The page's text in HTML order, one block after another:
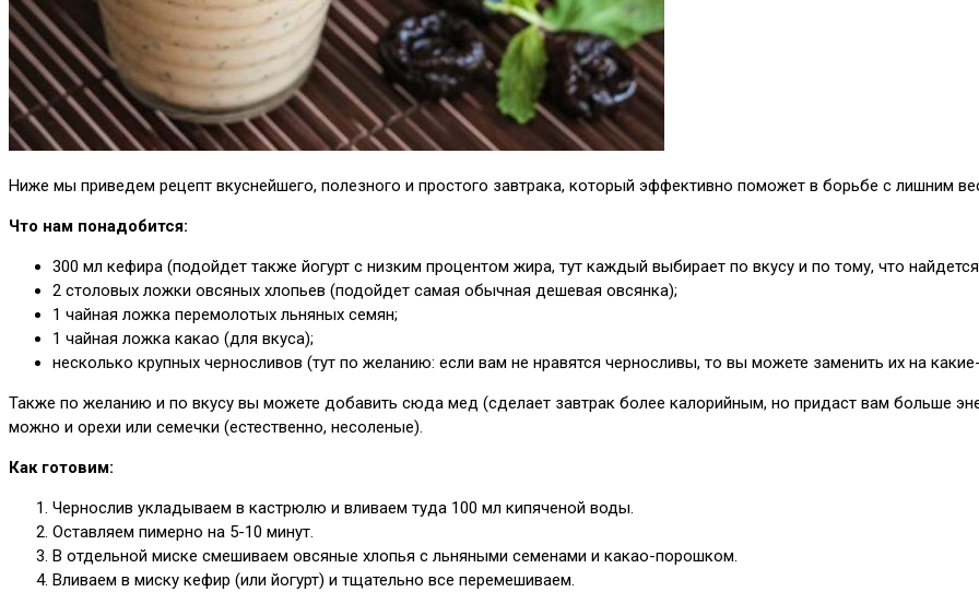
Ниже мы приведем рецепт вкуснейшего, полезного и простого завтрака, который эффективно поможет в борьбе с лишним
Что нам понадобится:
300 мл кефира (подойдет также йогурт с низким процентом жира, тут каждый выбирает по вкусу и по тому, что
2 столовых ложки овсяных хлопьев (подойдет самая обычная дешевая овсянка);
1 чайная ложка перемолотых льняных семян;
1 чайная ложка какао (для вкуса);
несколько крупных черносливов (тут по желанию: если вам не нравятся черносливы, то вы можете заменить их на
Также по желанию и по вкусу вы можете добавить сюда мед (сделает завтрак более калорийным, но придаст вам больше
можно и орехи или семечки (естественно, несоленые).
Как готовим:
Чернослив укладываем в кастрюлю и вливаем туда 100 мл кипяченой воды.
Оставляем пимерно на 5-10 минут.
В отдельной миске смешиваем овсяные хлопья с льняными семенами и какао-порошком.
Вливаем в миску кефир (или йогурт) и тщательно все перемешиваем.